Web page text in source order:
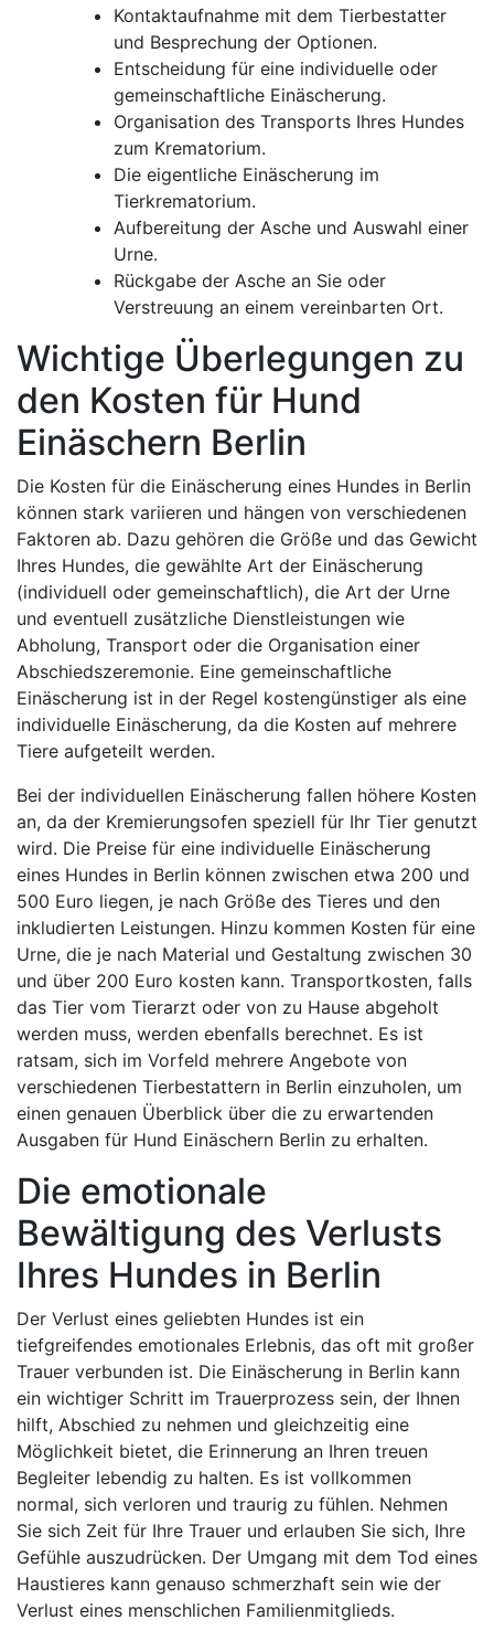
Kontaktaufnahme mit dem Tierbestatter
und Besprechung der Optionen.
Entscheidung für eine individuelle oder
gemeinschaftliche Einäscherung.
Organisation des Transports Ihres Hundes
zum Krematorium.
Die eigentliche Einäscherung im
Tierkrematorium.
Aufbereitung der Asche und Auswahl einer
Urne.
Rückgabe der Asche an Sie oder
Verstreuung an einem vereinbarten Ort.
Wichtige Überlegungen zu
den Kosten für Hund
Einäschern Berlin
Die Kosten für die Einäscherung eines Hundes in Berlin
können stark variieren und hängen von verschiedenen
Faktoren ab. Dazu gehören die Größe und das Gewicht
Ihres Hundes, die gewählte Art der Einäscherung
(individuell oder gemeinschaftlich), die Art der Urne
und eventuell zusätzliche Dienstleistungen wie
Abholung, Transport oder die Organisation einer
Abschiedszeremonie. Eine gemeinschaftliche
Einäscherung ist in der Regel kostengünstiger als eine
individuelle Einäscherung, da die Kosten auf mehrere
Tiere aufgeteilt werden.
Bei der individuellen Einäscherung fallen höhere Kosten
an, da der Kremierungsofen speziell für Ihr Tier genutzt
wird. Die Preise für eine individuelle Einäscherung
eines Hundes in Berlin können zwischen etwa 200 und
500 Euro liegen, je nach Größe des Tieres und den
inkludierten Leistungen. Hinzu kommen Kosten für eine
Urne, die je nach Material und Gestaltung zwischen 30
und über 200 Euro kosten kann. Transportkosten, falls
das Tier vom Tierarzt oder von zu Hause abgeholt
werden muss, werden ebenfalls berechnet. Es ist
ratsam, sich im Vorfeld mehrere Angebote von
verschiedenen Tierbestattern in Berlin einzuholen, um
einen genauen Überblick über die zu erwartenden
Ausgaben für Hund Einäschern Berlin zu erhalten.
Die emotionale
Bewältigung des Verlusts
Ihres Hundes in Berlin
Der Verlust eines geliebten Hundes ist ein
tiefgreifendes emotionales Erlebnis, das oft mit großer
Trauer verbunden ist. Die Einäscherung in Berlin kann
ein wichtiger Schritt im Trauerprozess sein, der Ihnen
hilft, Abschied zu nehmen und gleichzeitig eine
Möglichkeit bietet, die Erinnerung an Ihren treuen
Begleiter lebendig zu halten. Es ist vollkommen
normal, sich verloren und traurig zu fühlen. Nehmen
Sie sich Zeit für Ihre Trauer und erlauben Sie sich, Ihre
Gefühle auszudrücken. Der Umgang mit dem Tod eines
Haustieres kann genauso schmerzhaft sein wie der
Verlust eines menschlichen Familienmitglieds.